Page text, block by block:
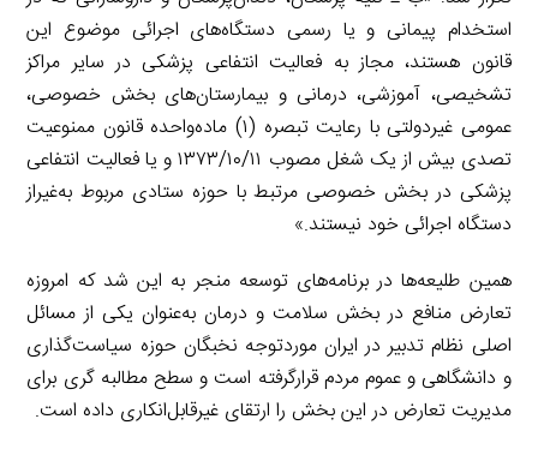
استخدام پیمانی و یا رسمی دستگاه‌های اجرائی موضوع این
قانون هستند، مجاز به فعالیت انتفاعی پزشکی در سایر مراکز
تشخیصی، آموزشی، درمانی و بیمارستان‌های بخش خصوصی،
عمومی غیردولتی با رعایت تبصره (۱) ماده‌واحده قانون ممنوعیت
تصدی بیش از یک شغل مصوب ۱۳۷۳/۱۰/۱۱ و یا فعالیت انتفاعی
پزشکی در بخش خصوصی مرتبط با حوزه ستادی مربوط به‌غیراز
دستگاه اجرائی خود نیستند.»
همین طلیعه‌ها در برنامه‌های توسعه منجر به این شد که امروزه
تعارض منافع در بخش سلامت و درمان به‌عنوان یکی از مسائل
اصلی نظام تدبیر در ایران موردتوجه نخبگان حوزه سیاست‌گذاری
و دانشگاهی و عموم مردم قرارگرفته است و سطح مطالبه گری برای
مدیریت تعارض در این بخش را ارتقای غیرقابل‌انکاری داده است.